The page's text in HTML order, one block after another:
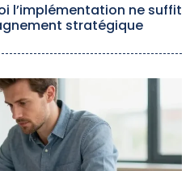
l’implémentation ne suffit
stratégique